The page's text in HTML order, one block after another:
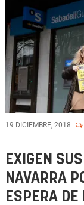
19 DICIEMBRE, 2018
EXIGEN
NAVARRA
ESPERA